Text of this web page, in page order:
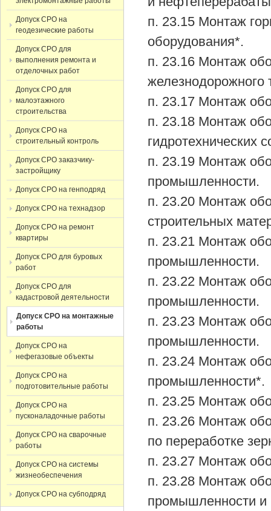
п. 23.15 Монтаж
оборудования*.
п. 23.16 Монтаж
железнодорожного
п. 23.17 Монтаж
п. 23.18 Монтаж
гидротехнических
п. 23.19 Монтаж
промышленности.
п. 23.20 Монтаж
строительных
п. 23.21 Монтаж
промышленности.
п. 23.22 Монтаж
промышленности.
п. 23.23 Монтаж
промышленности.
п. 23.24 Монтаж
промышленности*.
п. 23.25 Монтаж
п. 23.26 Монтаж
по переработке
п. 23.27 Монтаж
п. 23.28 Монтаж
промышленности и
Допуск СРО на
геодезические работы
Допуск СРО для
выполнения ремонта и
отделочных работ
Допуск СРО для
малоэтажного
строительства
Допуск СРО на
строительный контроль
Допуск СРО заказчику-
застройщику
Допуск СРО на генподряд
Допуск СРО на технадзор
Допуск СРО на ремонт
квартиры
Допуск СРО для буровых
работ
Допуск СРО для
кадастровой деятельности
Допуск СРО на монтажные
работы
Допуск СРО на
нефегазовые объекты
Допуск СРО на
подготовительные работы
Допуск СРО на
пусконаладочные работы
Допуск СРО на сварочные
работы
Допуск СРО на системы
жизнеобеспечения
Допуск СРО на субподряд